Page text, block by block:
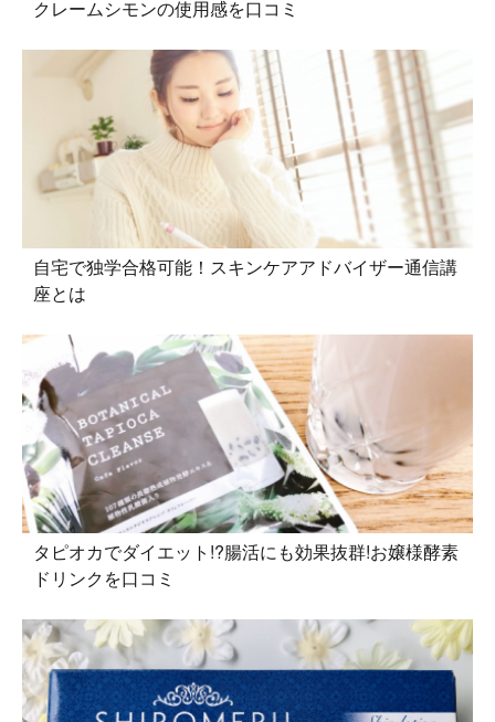
クレームシモンの使用感を口コミ
自宅で独学合格可能！スキンケアアドバイザー通信講
座とは
タピオカでダイエット!?腸活にも効果抜群!お嬢様酵素
ドリンクを口コミ